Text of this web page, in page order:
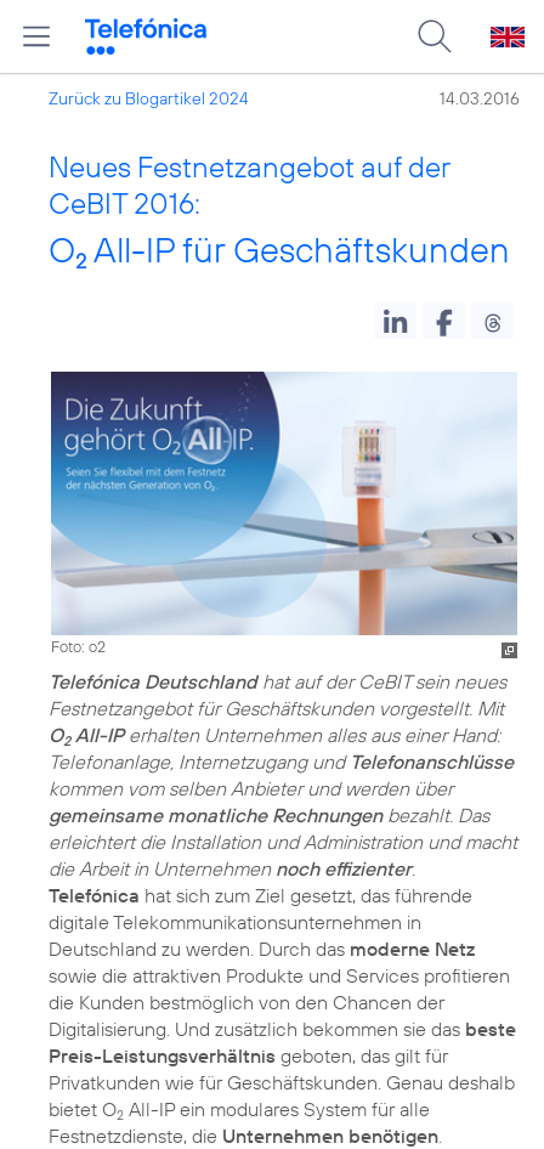
Zurück zu Blogartikel 2024 14.03.2016
Neues Festnetzangebot auf der
CeBIT 2016:
O2 All-IP für Geschäftskunden
Foto: o2
Telefónica Deutschlandhat auf der CeBIT sein neues
Festnetzangebot für Geschäftskunden vorgestellt. Mit
O2All-IPerhalten Unternehmen alles aus einer Hand:
Telefonanlage, Internetzugang und Telefonanschlüsse
kommen vom selben Anbieter und werden über
gemeinsame monatliche Rechnungenbezahlt. Das
erleichtert die Installation und Administration und macht
die Arbeit in Unternehmen noch effizienter.
Telefónica hat sich zum Ziel gesetzt, das führende
digitale Telekommunikationsunternehmen in
Deutschland zu werden. Durch das moderne Netz
sowie die attraktiven Produkte und Services profitieren
die Kunden bestmöglich von den Chancen der
Digitalisierung. Und zusätzlich bekommen sie das beste
Preis-Leistungsverhältnis geboten, das gilt für
Privatkunden wie für Geschäftskunden. Genau deshalb
bietet O2 All-IP ein modulares System für alle
Festnetzdienste, die Unternehmen benötigen